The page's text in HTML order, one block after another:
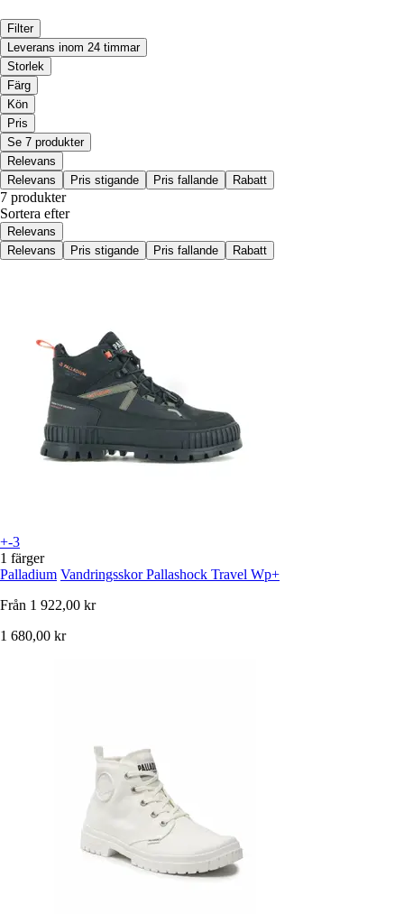
Filter
Leverans inom 24 timmar
Storlek
Färg
Kön
Pris
Se 7 produkter
Relevans
Relevans
Pris stigande Pris fallande Rabatt
7 produkter
Sortera efter
Relevans
Relevans
Pris stigande Pris fallande Rabatt
+-3
1 färger
Palladium Vandringsskor Pallashock Travel Wp+
Från 1 922,00 kr
1 680,00 kr